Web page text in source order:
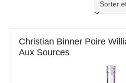
Christian Binner Poire
Aux Sources